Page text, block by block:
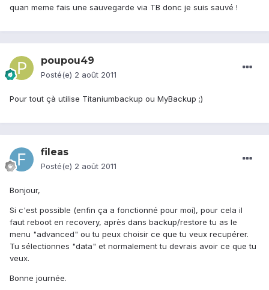
quan meme fais une sauvegarde via TB donc je suis sauvé !
poupou49
Posté(e) 2 août 2011
Pour tout çà utilise Titaniumbackup ou MyBackup ;)
fileas
Posté(e) 2 août 2011
Bonjour,
Si c'est possible (enfin ça a fonctionné pour moi), pour cela il
faut reboot en recovery, après dans backup/restore tu as le
menu "advanced" ou tu peux choisir ce que tu veux recupérer.
Tu sélectionnes "data" et normalement tu devrais avoir ce que tu
veux.
Bonne journée.